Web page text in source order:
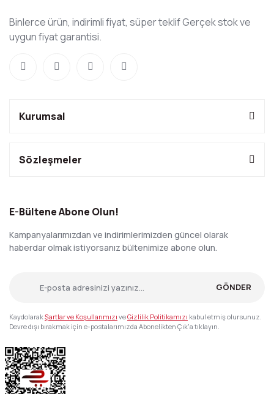
Binlerce ürün, indirimli fiyat, süper teklif Gerçek stok ve
uygun fiyat garantisi.
Kurumsal
Sözleşmeler
E-Bültene Abone Olun!
Kampanyalarımızdan ve indirimlerimizden güncel olarak
haberdar olmak istiyorsanız bültenimize abone olun.
GÖNDER
KaydolarakŞartlar ve Koşullarımızı veGizlilik Politikamızı kabul etmiş olursunuz.
Devre dışı bırakmak için e-postalarımızda Abonelikten Çık'a tıklayın.